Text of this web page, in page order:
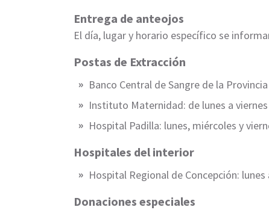
Entrega de anteojos
El día, lugar y horario específico se
Postas de Extracción
Banco Central de Sangre de la
Instituto Maternidad: de lunes a
Hospital Padilla: lunes, miércoles y
Hospitales del interior
Hospital Regional de Concepción:
Donaciones especiales